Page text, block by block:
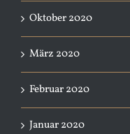
Oktober 2020
März 2020
Februar 2020
Januar 2020